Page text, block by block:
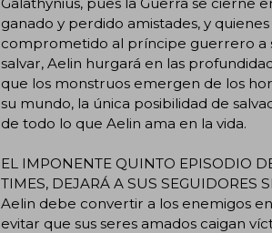
ganado y perdido amistades, y
comprometido al príncipe guerrero a
salvar, Aelin hurgará en las
que los monstruos emergen de los
su mundo, la única posibilidad de
de todo lo que Aelin ama en la vida.
EL IMPONENTE QUINTO EPISODIO
TIMES, DEJARÁ A SUS
Aelin debe convertir a los enemigos
evitar que sus seres amados caigan